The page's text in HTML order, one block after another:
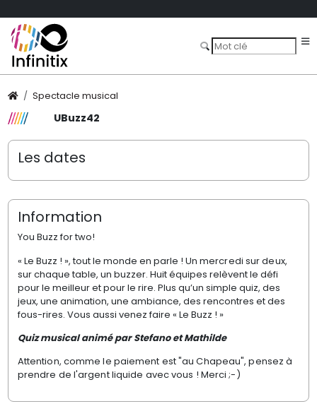
Spectacle musical
UBuzz42
Les dates
Information
You Buzz for two!
« Le Buzz ! », tout le monde en parle ! Un mercredi sur deux,
sur chaque table, un buzzer. Huit équipes relèvent le défi
pour le meilleur et pour le rire. Plus qu’un simple quiz, des
jeux, une animation, une ambiance, des rencontres et des
fous-rires. Vous aussi venez faire « Le Buzz ! »
Quiz musical animé par Stefano et Mathilde
Attention, comme le paiement est "au Chapeau", pensez à
prendre de l'argent liquide avec vous ! Merci ;-)